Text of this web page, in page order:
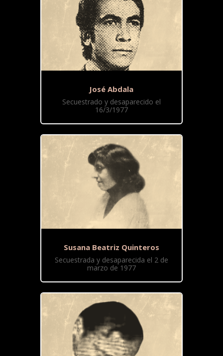
José Abdala
Secuestrado y desaparecido el
16/3/1977
Susana Beatriz Quinteros
Secuestrada y desaparecida el 2 de
marzo de 1977